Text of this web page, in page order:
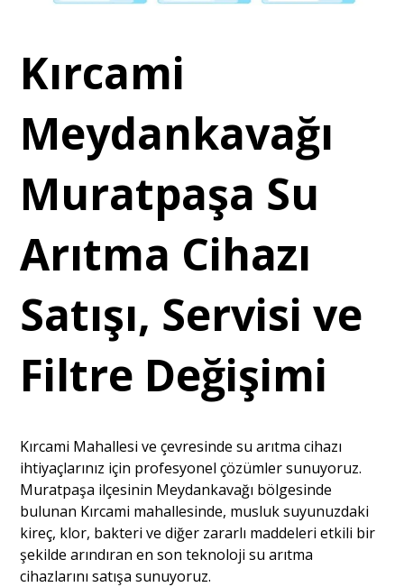
Kırcami
Meydankavağı
Muratpaşa Su
Arıtma Cihazı
Satışı, Servisi ve
Filtre Değişimi
Kırcami Mahallesi ve çevresinde su arıtma cihazı
ihtiyaçlarınız için profesyonel çözümler sunuyoruz.
Muratpaşa ilçesinin Meydankavağı bölgesinde
bulunan Kırcami mahallesinde, musluk suyunuzdaki
kireç, klor, bakteri ve diğer zararlı maddeleri etkili bir
şekilde arındıran en son teknoloji su arıtma
cihazlarını satışa sunuyoruz.